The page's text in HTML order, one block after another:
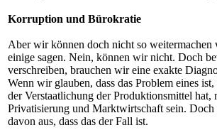
Korruption und Bürokratie
Aber wir können doch nicht so weitermachen
einige sagen. Nein, können wir nicht. Doch
verschreiben, brauchen wir eine exakte
Wenn wir glauben, dass das Problem eines
der Verstaatlichung der Produktionsmittel hat,
Privatisierung und Marktwirtschaft sein.
davon aus, dass das der Fall ist.